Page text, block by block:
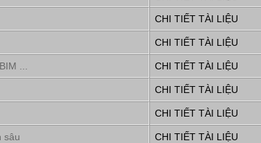
CHI TIẾT TÀI LIỆU
CHI TIẾT TÀI LIỆU
... CHI TIẾT TÀI LIỆU
CHI TIẾT TÀI LIỆU
CHI TIẾT TÀI LIỆU
sâu CHI TIẾT TÀI LIỆU